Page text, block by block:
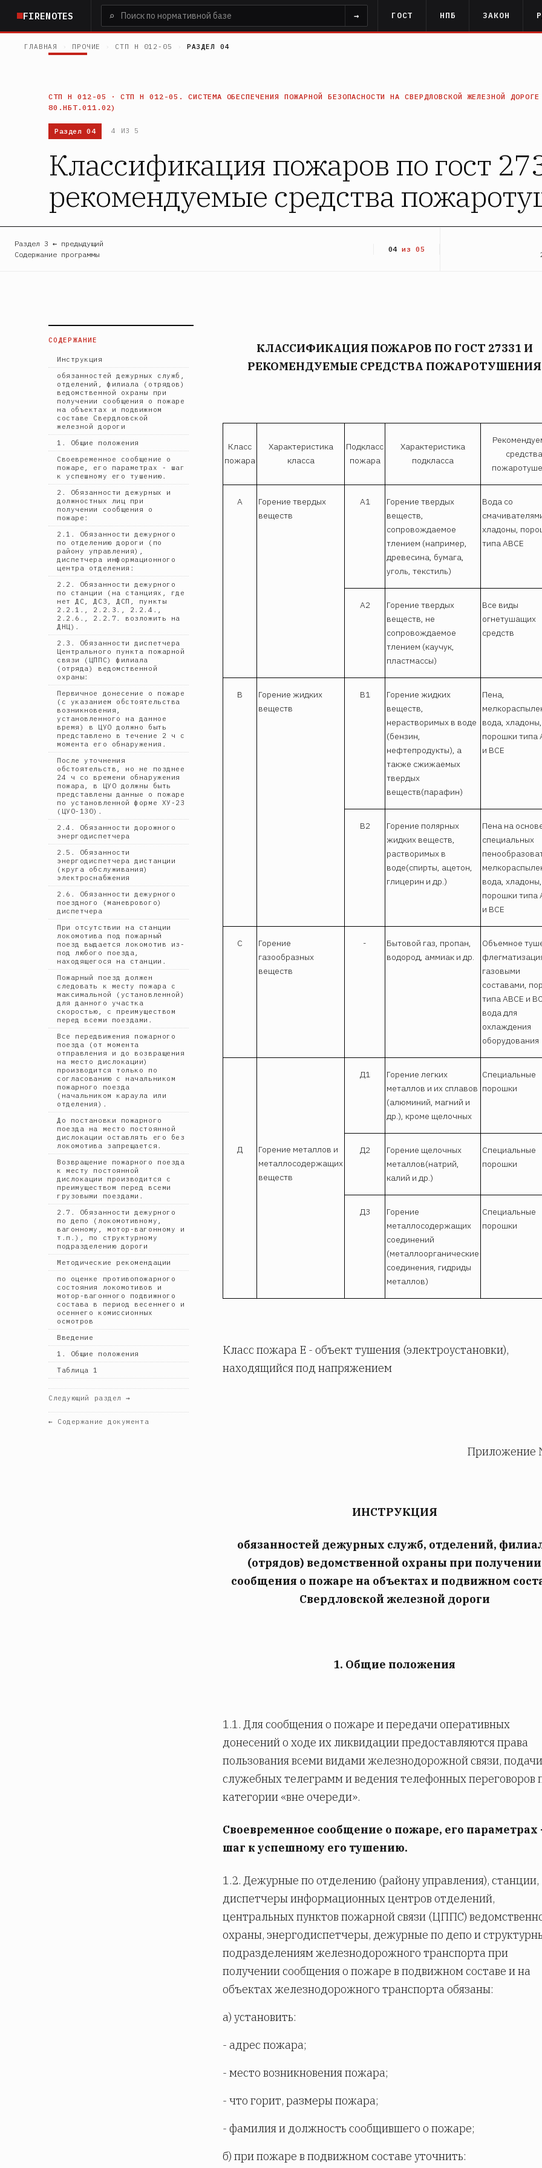
основному
содержанию
FIRENOTES ⌕ → ГОСТ НПБ ЗАКОН
ГЛАВНАЯ ПРОЧИЕ СТП Н 012-05 РАЗДЕЛ 04
СТП Н 012-05 · СТП Н 012-05. СИСТЕМА ОБЕСПЕЧЕНИЯ ПОЖАРНОЙ БЕЗОПАСНОСТИ НА СВЕРДЛОВСКОЙ ЖЕЛЕЗНОЙ
80.НБТ.011.02)
Раздел 04 4 ИЗ 5
Классификация пожаров по гост
рекомендуемые средства
Раздел 3 ← предыдущий
Содержание программы
04из 05
СОДЕРЖАНИЕ
Инструкция
обязанностей дежурных служб,
отделений, филиала (отрядов)
ведомственной охраны при
получении сообщения о пожаре
на объектах и подвижном
составе Свердловской
железной дороги
1. Общие положения
Своевременное сообщение о
пожаре, его параметрах - шаг
к успешному его тушению.
2. Обязанности дежурных и
должностных лиц при
получении сообщения о
пожаре:
2.1. Обязанности дежурного
по отделению дороги (по
району управления),
диспетчера информационного
центра отделения:
2.2. Обязанности дежурного
по станции (на станциях, где
нет ДС, ДСЗ, ДСП, пункты
2.2.1., 2.2.3., 2.2.4.,
2.2.6., 2.2.7. возложить на
ДНЦ).
2.3. Обязанности диспетчера
Центрального пункта пожарной
связи (ЦППС) филиала
(отряда) ведомственной
охраны:
Первичное донесение о пожаре
(с указанием обстоятельства
возникновения,
установленного на данное
время) в ЦУО должно быть
представлено в течение 2 ч с
момента его обнаружения.
После уточнения
обстоятельств, но не позднее
24 ч со времени обнаружения
пожара, в ЦУО должны быть
представлены данные о пожаре
по установленной форме ХУ-23
(ЦУО-130).
2.4. Обязанности дорожного
энергодиспетчера
2.5. Обязанности
энергодиспетчера дистанции
(круга обслуживания)
электроснабжения
2.6. Обязанности дежурного
поездного (маневрового)
диспетчера
При отсутствии на станции
локомотива под пожарный
поезд выдается локомотив из-
под любого поезда,
находящегося на станции.
Пожарный поезд должен
следовать к месту пожара с
максимальной (установленной)
для данного участка
скоростью, с преимуществом
перед всеми поездами.
Все передвижения пожарного
поезда (от момента
отправления и до возвращения
на место дислокации)
производится только по
согласованию с начальником
пожарного поезда
(начальником караула или
отделения).
До постановки пожарного
поезда на место постоянной
дислокации оставлять его без
локомотива запрещается.
Возвращение пожарного поезда
к месту постоянной
дислокации производится с
преимуществом перед всеми
грузовыми поездами.
2.7. Обязанности дежурного
по депо (локомотивному,
вагонному, мотор-вагонному и
т.п.), по структурному
подразделению дороги
Методические рекомендации
по оценке противопожарного
состояния локомотивов и
мотор-вагонного подвижного
состава в период весеннего и
осеннего комиссионных
осмотров
Введение
1. Общие положения
Таблица 1
Следующий раздел →
← Содержание документа
КЛАССИФИКАЦИЯ ПОЖАРОВ ПО ГОСТ 27331 И
РЕКОМЕНДУЕМЫЕ СРЕДСТВА ПОЖАРОТУШЕНИЯ
Класс
пожара
Характеристика
класса
Подкласс
пожара
Характеристика
подкласса
средства
А
Горение твердых
веществ
А1
Горение твердых
веществ,
сопровождаемое
тлением (например,
древесина, бумага,
уголь, текстиль)
Вода со
хладоны,
типа АВСЕ
А2
Горение твердых
веществ, не
сопровождаемое
тлением (каучук,
пластмассы)
Все виды
огнетушащих
средств
В
Горение жидких
веществ
В1
Горение жидких
веществ,
нерастворимых в воде
(бензин,
нефтепродукты), а
также сжижаемых
твердых
веществ(парафин)
Пена,
вода, хладоны,
порошки типа
и ВСЕ
В2
Горение полярных
жидких веществ,
растворимых в
воде(спирты, ацетон,
глицерин и др.)
Пена на
специальных
вода, хладоны,
порошки типа
и ВСЕ
С
Горение
газообразных
веществ
-
Бытовой газ, пропан,
водород, аммиак и др.
Объемное
газовыми
составами,
типа АВСЕ и
вода для
охлаждения
оборудования
Д1
Горение легких
металлов и их сплавов
(алюминий, магний и
др.), кроме щелочных
Специальные
порошки
Д
Горение металлов и
металлосодержащих
веществ
Д2
Горение щелочных
металлов(натрий,
калий и др.)
Специальные
порошки
Д3
Горение
металлосодержащих
соединений
(металлоорганические
соединения, гидриды
металлов)
Специальные
порошки
Класс пожара Е - объект тушения (электроустановки),
находящийся под напряжением
Приложение
ИНСТРУКЦИЯ
обязанностей дежурных служб, отделений,
(отрядов) ведомственной охраны при получении
сообщения о пожаре на объектах и подвижном
Свердловской железной дороги
1. Общие положения
1.1. Для сообщения о пожаре и передачи оперативных
донесений о ходе их ликвидации предоставляются права
пользования всеми видами железнодорожной связи, подачи
служебных телеграмм и ведения телефонных переговоров
категории «вне очереди».
Своевременное сообщение о пожаре, его параметрах
шаг к успешному его тушению.
1.2. Дежурные по отделению (району управления), станции,
диспетчеры информационных центров отделений,
центральных пунктов пожарной связи (ЦППС)
охраны, энергодиспетчеры, дежурные по депо и
подразделениям железнодорожного транспорта при
получении сообщения о пожаре в подвижном составе и на
объектах железнодорожного транспорта обязаны:
а) установить:
- адрес пожара;
- место возникновения пожара;
- что горит, размеры пожара;
- фамилия и должность сообщившего о пожаре;
б) при пожаре в подвижном составе уточнить: